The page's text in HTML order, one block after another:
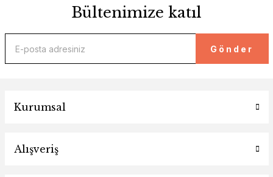
Bültenimize katıl
Gönder
Kurumsal
Alışveriş